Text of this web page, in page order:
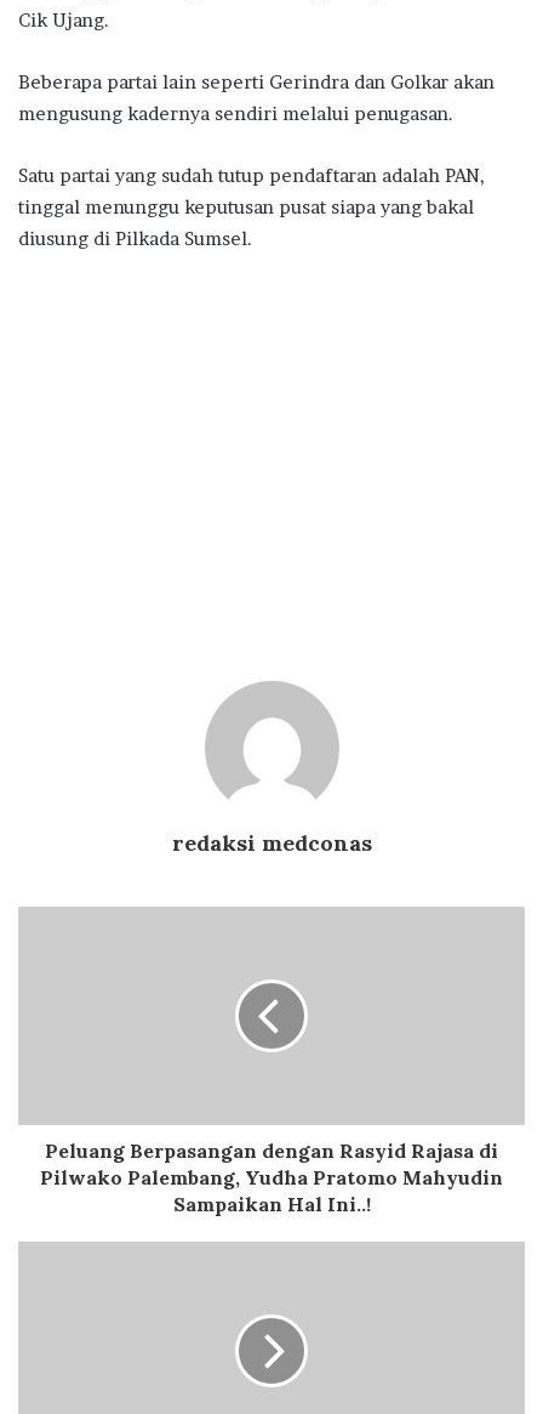
Cik Ujang.
Beberapa partai lain seperti Gerindra dan Golkar akan
mengusung kadernya sendiri melalui penugasan.
Satu partai yang sudah tutup pendaftaran adalah PAN,
tinggal menunggu keputusan pusat siapa yang bakal
diusung di Pilkada Sumsel.
redaksi medconas
Peluang Berpasangan dengan Rasyid Rajasa di
Pilwako Palembang, Yudha Pratomo Mahyudin
Sampaikan Hal Ini..!